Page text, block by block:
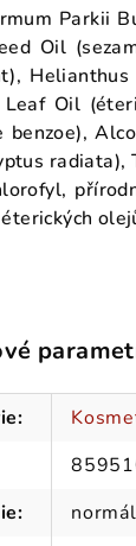
Parkii
Oil
Oil
benzoe),
radiata),
:
: